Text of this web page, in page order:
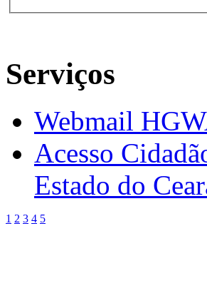
Serviços
Webmail
Acesso
Estado do
1 2 3 4 5